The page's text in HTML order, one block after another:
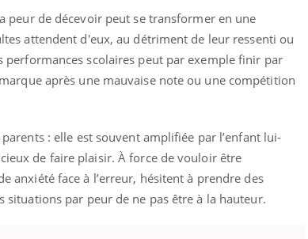
peur de décevoir peut se transformer en une
attendent d'eux, au détriment de leur ressenti ou
scolaires peut par exemple finir par
après une mauvaise note ou une compétition
: elle est souvent amplifiée par l’enfant lui-
de faire plaisir. À force de vouloir être
anxiété face à l’erreur, hésitent à prendre des
situations par peur de ne pas être à la hauteur.
Youtube
de
questions, de
Youtube
Un « jumeau numérique » pour
Un établissement lié à un groupe
mutualiste innove en matière de bilan de
santé : l'utilisation d'un « jumeau
numérique » permet ...